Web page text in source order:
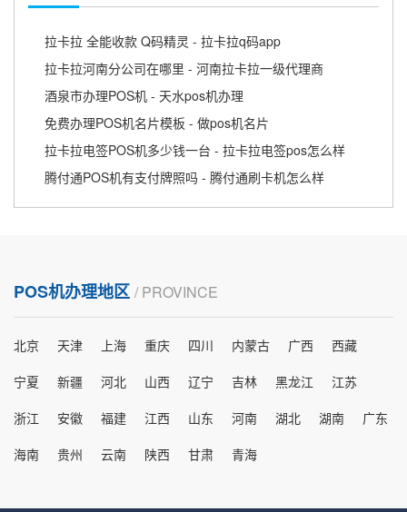
拉卡拉 全能收款 Q码精灵 - 拉卡拉q码app
拉卡拉河南分公司在哪里 - 河南拉卡拉一级代理商
酒泉市办理POS机 - 天水pos机办理
免费办理POS机名片模板 - 做pos机名片
拉卡拉电签POS机多少钱一台 - 拉卡拉电签pos怎么样
腾付通POS机有支付牌照吗 - 腾付通刷卡机怎么样
POS机办理地区 / PROVINCE
北京 天津 上海 重庆 四川 内蒙古 广西
西藏
宁夏
新疆 河北 山西 辽宁 吉林 黑龙江
江苏
浙江
安徽 福建 江西 山东 河南 湖北 湖南
广东
海南
贵州 云南 陕西 甘肃 青海